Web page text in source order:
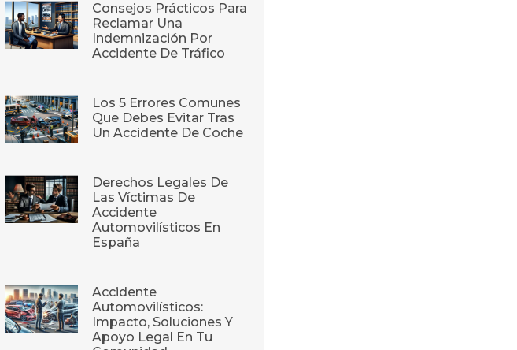
Consejos Prácticos Para
Reclamar Una
Indemnización Por
Accidente De Tráfico
Los 5 Errores Comunes
Que Debes Evitar Tras
Un Accidente De Coche
Derechos Legales De
Las Víctimas De
Accidente
Automovilísticos En
España
Accidente
Automovilísticos:
Impacto, Soluciones Y
Apoyo Legal En Tu